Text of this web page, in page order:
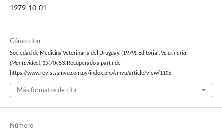
1979-10-01
Cómo citar
Sociedad de Medicina Veterinaria del Uruguay. (1979). Editorial. Veterinaria
(Montevideo), 15(70), 53. Recuperado a partir de
https://www.revistasmvu.com.uy/index.php/smvu/article/view/1105
Más formatos de cita
Número